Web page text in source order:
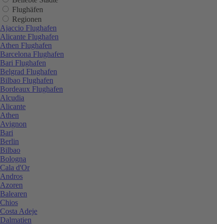
Flughäfen
Regionen
Ajaccio Flughafen
Alicante Flughafen
Athen Flughafen
Barcelona Flughafen
Bari Flughafen
Belgrad Flughafen
Bilbao Flughafen
Bordeaux Flughafen
Alcudia
Alicante
Athen
Avignon
Bari
Berlin
Bilbao
Bologna
Cala d'Or
Andros
Azoren
Balearen
Chios
Costa Adeje
Dalmatien